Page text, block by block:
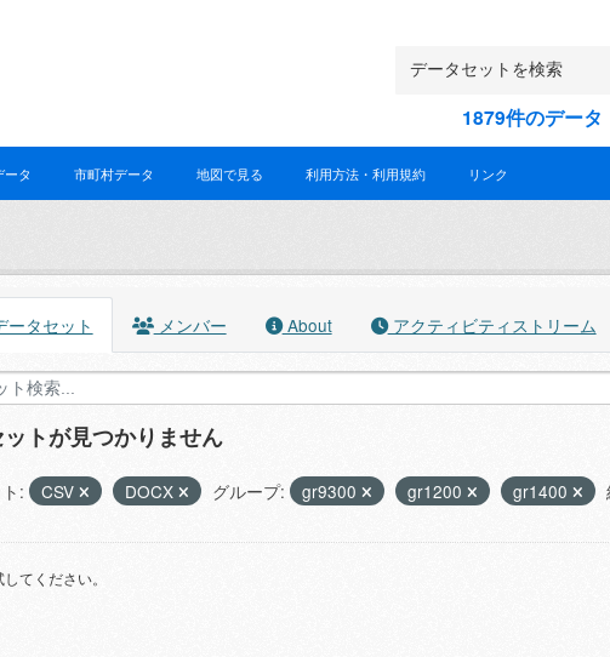
1879件のデー
ータ 市町村データ 地図で見る 利用方法・利用規約 リンク
タセット メンバー About アクティビティストリーム
トが見つかりません
: CSV DOCX グループ: gr9300 gr1200 gr1400
てください。